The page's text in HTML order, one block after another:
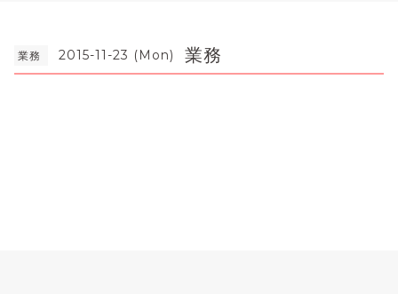
業務 2015-11-23 (Mon) 業務